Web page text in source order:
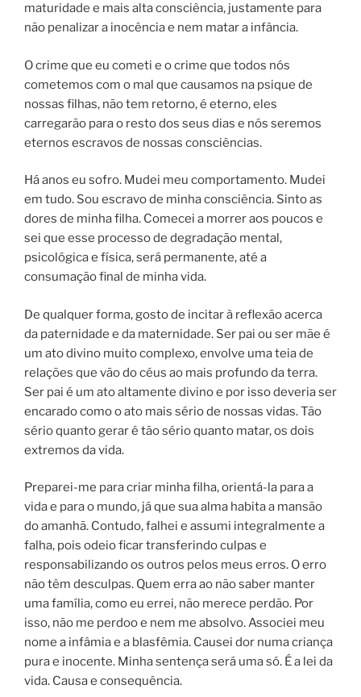
maturidade e mais alta consciência, justamente para
não penalizar a inocência e nem matar a infância.
O crime que eu cometi e o crime que todos nós
cometemos com o mal que causamos na psique de
nossas filhas, não tem retorno, é eterno, eles
carregarão para o resto dos seus dias e nós seremos
eternos escravos de nossas consciências.
Há anos eu sofro. Mudei meu comportamento. Mudei
em tudo. Sou escravo de minha consciência. Sinto as
dores de minha filha. Comecei a morrer aos poucos e
sei que esse processo de degradação mental,
psicológica e física, será permanente, até a
consumação final de minha vida.
De qualquer forma, gosto de incitar à reflexão acerca
da paternidade e da maternidade. Ser pai ou ser mãe é
um ato divino muito complexo, envolve uma teia de
relações que vão do céus ao mais profundo da terra.
Ser pai é um ato altamente divino e por isso deveria ser
encarado como o ato mais sério de nossas vidas. Tão
sério quanto gerar é tão sério quanto matar, os dois
extremos da vida.
Preparei-me para criar minha filha, orientá-la para a
vida e para o mundo, já que sua alma habita a mansão
do amanhã. Contudo, falhei e assumi integralmente a
falha, pois odeio ficar transferindo culpas e
responsabilizando os outros pelos meus erros. O erro
não têm desculpas. Quem erra ao não saber manter
uma família, como eu errei, não merece perdão. Por
isso, não me perdoo e nem me absolvo. Associei meu
nome a infâmia e a blasfêmia. Causei dor numa criança
pura e inocente. Minha sentença será uma só. É a lei da
vida. Causa e consequência.